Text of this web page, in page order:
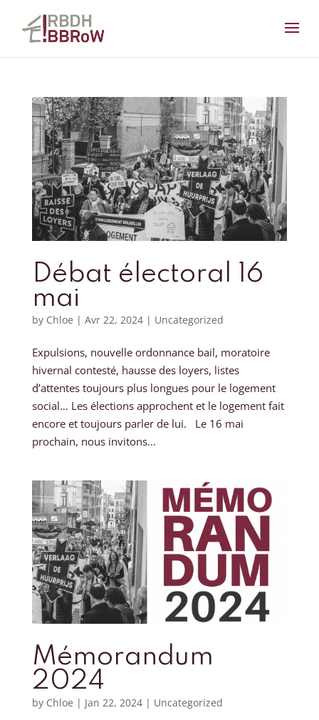
Débat électoral 16
mai
by Chloe | Avr 22, 2024| Uncategorized
Expulsions, nouvelle ordonnance bail, moratoire
hivernal contesté, hausse des loyers, listes
d’attentes toujours plus longues pour le logement
social… Les élections approchent et le logement fait
encore et toujours parler de lui. Le 16 mai
prochain, nous invitons...
Mémorandum
2024
by Chloe | Jan 22, 2024| Uncategorized